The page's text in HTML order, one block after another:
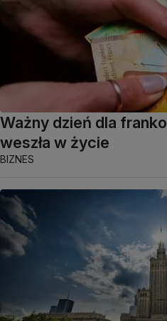
Ważny dzień dla
weszła w życie
BIZNES